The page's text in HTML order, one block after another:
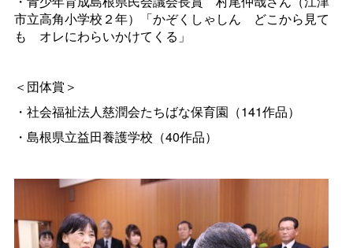
市立高角小学校２年）「かぞくしゃしん どこから見て
も オレにわらいかけてくる」
＜団体賞＞
・社会福祉法人慈潤会たちばな保育園（141作品）
・島根県立益田養護学校（40作品）